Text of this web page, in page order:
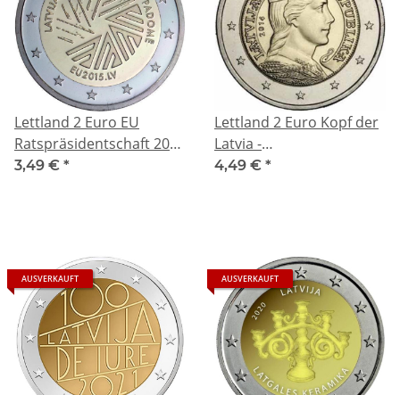
Lettland 2 Euro EU
Ratspräsidentschaft 2015
bfr.
3,49 € *
Lettland 2 Euro Kopf der
Latvia -
Trachtenmädchen 2014
4,49 € *
AUSVERKAUFT AUSVERKAUFT